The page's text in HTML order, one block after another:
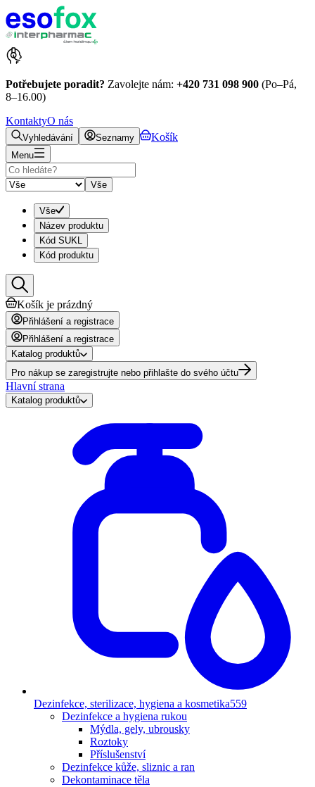
Potřebujete poradit? Zavolejte nám: +420 731 098 900 (Po–Pá,
8–16.00)
KontaktyO nás
Vyhledávání Seznamy Košík
Menu
Vše
Vše
Název produktu
Kód SUKL
Kód produktu
Košík je prázdný
Přihlášení a registrace
Přihlášení a registrace
Katalog produktů
Pro nákup se zaregistrujte nebo přihlašte do svého účtu
Hlavní strana
Katalog produktů
Dezinfekce, sterilizace, hygiena a kosmetika559
Dezinfekce a hygiena rukou
Mýdla, gely, ubrousky
Roztoky
Příslušenství
Dezinfekce kůže, sliznic a ran
Dekontaminace těla